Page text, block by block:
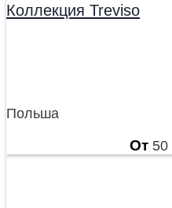
Коллекция Treviso
Польша
От 50